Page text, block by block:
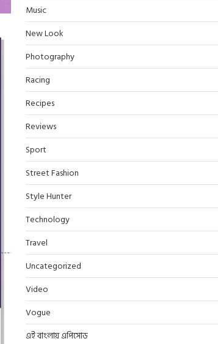
Music
New Look
Photography
Racing
Recipes
Reviews
Sport
Street Fashion
Style Hunter
Technology
Travel
Uncategorized
Video
Vogue
এই বাংলায় এপিসোড